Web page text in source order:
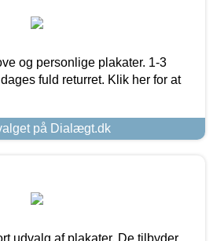
og personlige plakater. 1-3
fuld returret. Klik her for at
på Dialægt.dk
udvalg af plakater. De tilbyder